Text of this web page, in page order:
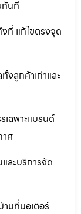
ทันที
ที่ แก้ไขตรงจุด
งลูกค้าเก่าและ
เฉพาะแบรนด์
ศ
ละบริการจัด
านที่มอเตอร์